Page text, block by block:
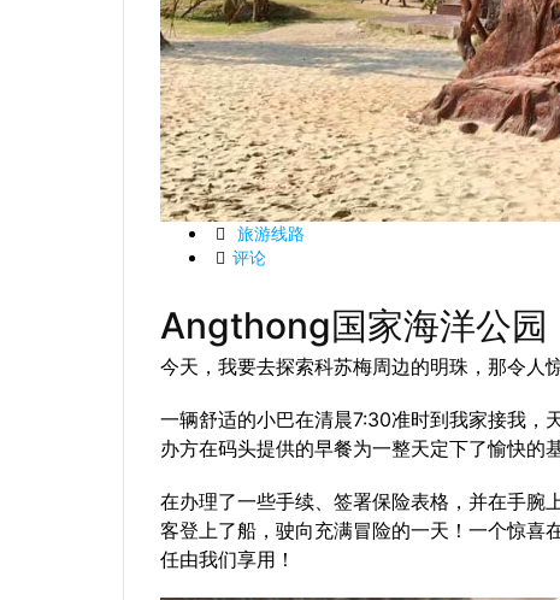
旅游线路
评论
Angthong国家海洋公园
今天，我要去探索科苏梅周边的明珠，那令人
一辆舒适的小巴在清晨7:30准时到我家接我，
办方在码头提供的早餐为一整天定下了愉快的
在办理了一些手续、签署保险表格，并在手腕
客登上了船，驶向充满冒险的一天！一个惊
任由我们享用！